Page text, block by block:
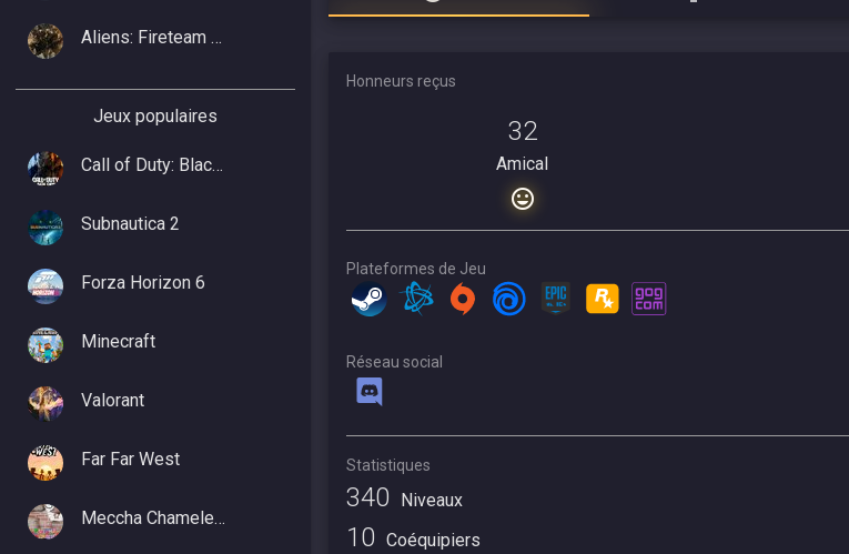
Aliens: Fireteam Elite 2
Jeux populaires
Call of Duty: Black Ops 7
Subnautica 2
Forza Horizon 6
Minecraft
Valorant
Far Far West
Meccha Chameleon
Honneurs reçus
32
Amical
Plateformes de Jeu
Réseau social
Statistiques
340 Niveaux
10 Coéquipiers